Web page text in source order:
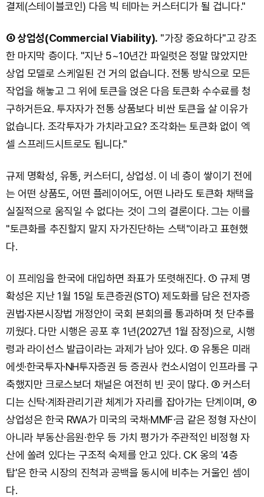
결제(스테이블코인) 다음 빅 테마는 커스터디가 될 겁니다."
④ 상업성(Commercial Viability). "가장 중요하다"고 강조
한 마지막 층이다. "지난 5~10년간 파일럿은 정말 많았지만
상업 모델로 스케일된 건 거의 없습니다. 전통 방식으로 모든
작업을 해놓고 그 위에 토큰을 얹은 다음 토큰화 수수료를 청
구하거든요. 투자자가 전통 상품보다 비싼 토큰을 살 이유가
없습니다. 조각투자가 가치라고요? 조각화는 토큰화 없이 엑
셀 스프레드시트로도 됩니다."
규제 명확성, 유통, 커스터디, 상업성. 이 네 층이 쌓이기 전에
는 어떤 상품도, 어떤 플레이어도, 어떤 나라도 토큰화 채택을
실질적으로 움직일 수 없다는 것이 그의 결론이다. 그는 이를
"토큰화를 추진할지 말지 자가진단하는 스택"이라고 표현했
다.
이 프레임을 한국에 대입하면 좌표가 또렷해진다. ① 규제 명
확성은 지난 1월 15일 토큰증권(STO) 제도화를 담은 전자증
권법·자본시장법 개정안이 국회 본회의를 통과하며 첫 단추를
끼웠다. 다만 시행은 공포 후 1년(2027년 1월 잠정)으로, 시행
령과 라이선스 발급이라는 과제가 남아 있다. ② 유통은 미래
에셋·한국투자·NH투자증권 등 증권사 컨소시엄이 인프라를 구
축했지만 크로스보더 채널은 여전히 빈 곳이 많다. ③ 커스터
디는 신탁·계좌관리기관 체계가 자리를 잡아가는 단계이며, ④
상업성은 한국 RWA가 미국의 국채·MMF·금 같은 정형 자산이
아니라 부동산·음원·한우 등 가치 평가가 주관적인 비정형 자
산에 쏠려 있다는 구조적 숙제를 안고 있다. CK 옹의 '4층
탑'은 한국 시장의 진척과 공백을 동시에 비추는 거울인 셈이
다.